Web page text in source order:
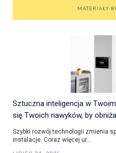
MATERIAŁY
Sztuczna inteligencja w
się Twoich nawyków, by
Szybki rozwój technologii zmienia
instalacje. Coraz więcej ur...